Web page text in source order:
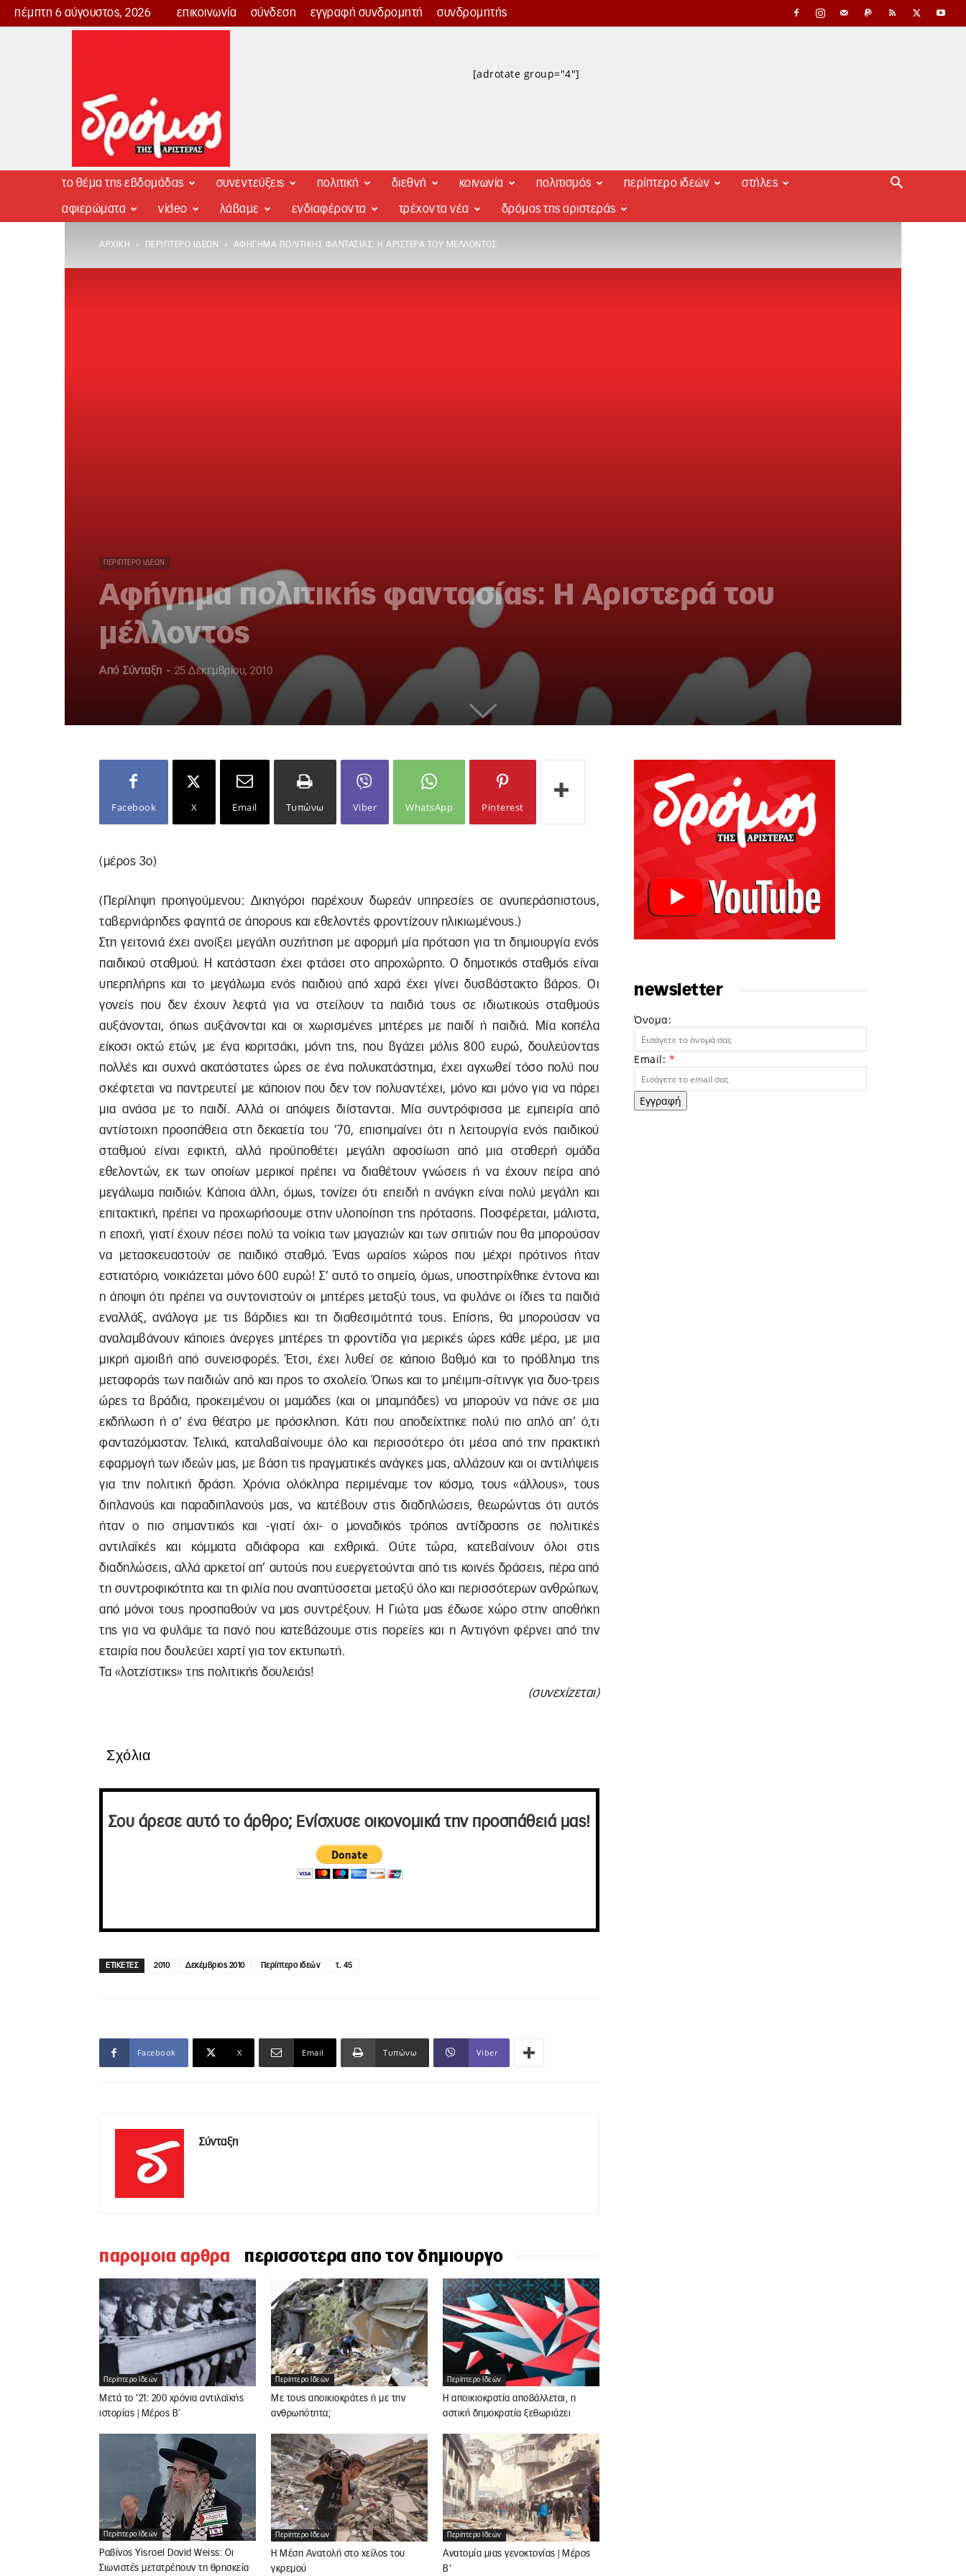
πέμπτη 6 αύγουστος, 2026 επικοινωνία σύνδεση εγγραφή συνδρομητή συνδρομητής
Δρόμος
[adrotate group="4"]
το θέμα της εβδομάδας συνεντεύξεις πολιτική διεθνή κοινωνία πολιτισμός περίπτερο ιδεών στήλες
αφιερώματα video λάβαμε ενδιαφέροντα τρέχοντα νέα δρόμος της αριστεράς
ΑΡΧΙΚΉ ΠΕΡΊΠΤΕΡΟ ΙΔΕΏΝ ΑΦΉΓΗΜΑ ΠΟΛΙΤΙΚΉΣ ΦΑΝΤΑΣΊΑΣ: Η ΑΡΙΣΤΕΡΆ ΤΟΥ ΜΈΛΛΟΝΤΟΣ
ΠΕΡΊΠΤΕΡΟ ΙΔΕΏΝ
Αφήγημα πολιτικής φαντασίας: Η Αριστερά του
μέλλοντος
Από Σύνταξη - 25 Δεκεμβρίου, 2010
Facebook X Email Τυπώνω Viber WhatsApp Pinterest
(μέρος 3ο)
(Περίληψη προηγούμενου: Δικηγόροι παρέχουν δωρεάν υπηρεσίες σε ανυπεράσπιστους,
ταβερνιάρηδες φαγητά σε άπορους και εθελοντές φροντίζουν ηλικιωμένους.)
Στη γειτονιά έχει ανοίξει μεγάλη συζήτηση με αφορμή μία πρόταση για τη δημιουργία ενός
παιδικού σταθμού. Η κατάσταση έχει φτάσει στο απροχώρητο. Ο δημοτικός σταθμός είναι
υπερπλήρης και το μεγάλωμα ενός παιδιού από χαρά έχει γίνει δυσβάστακτο βάρος. Οι
γονείς που δεν έχουν λεφτά για να στείλουν τα παιδιά τους σε ιδιωτικούς σταθμούς
αυξάνονται, όπως αυξάνονται και οι χωρισμένες μητέρες με παιδί ή παιδιά. Μία κοπέλα
είκοσι οκτώ ετών, με ένα κοριτσάκι, μόνη της, που βγάζει μόλις 800 ευρώ, δουλεύοντας
πολλές και συχνά ακατάστατες ώρες σε ένα πολυκατάστημα, έχει αγχωθεί τόσο πολύ που
σκέφτεται να παντρευτεί με κάποιον που δεν τον πολυαντέχει, μόνο και μόνο για να πάρει
μια ανάσα με το παιδί. Αλλά οι απόψεις διίστανται. Μία συντρόφισσα με εμπειρία από
αντίστοιχη προσπάθεια στη δεκαετία του ’70, επισημαίνει ότι η λειτουργία ενός παιδικού
σταθμού είναι εφικτή, αλλά προϋποθέτει μεγάλη αφοσίωση από μια σταθερή ομάδα
εθελοντών, εκ των οποίων μερικοί πρέπει να διαθέτουν γνώσεις ή να έχουν πείρα από
μεγάλωμα παιδιών. Κάποια άλλη, όμως, τονίζει ότι επειδή η ανάγκη είναι πολύ μεγάλη και
επιτακτική, πρέπει να προχωρήσουμε στην υλοποίηση της πρότασης. Ποσφέρεται, μάλιστα,
η εποχή, γιατί έχουν πέσει πολύ τα νοίκια των μαγαζιών και των σπιτιών που θα μπορούσαν
να μετασκευαστούν σε παιδικό σταθμό. Ένας ωραίος χώρος που μέχρι πρότινος ήταν
εστιατόριο, νοικιάζεται μόνο 600 ευρώ! Σ’ αυτό το σημείο, όμως, υποστηρίχθηκε έντονα και
η άποψη ότι πρέπει να συντονιστούν οι μητέρες μεταξύ τους, να φυλάνε οι ίδιες τα παιδιά
εναλλάξ, ανάλογα με τις βάρδιες και τη διαθεσιμότητά τους. Επίσης, θα μπορούσαν να
αναλαμβάνουν κάποιες άνεργες μητέρες τη φροντίδα για μερικές ώρες κάθε μέρα, με μια
μικρή αμοιβή από συνεισφορές. Έτσι, έχει λυθεί σε κάποιο βαθμό και το πρόβλημα της
μεταφοράς των παιδιών από και προς το σχολείο. Όπως και το μπέιμπι-σίτινγκ για δυο-τρεις
ώρες τα βράδια, προκειμένου οι μαμάδες (και οι μπαμπάδες) να μπορούν να πάνε σε μια
εκδήλωση ή σ’ ένα θέατρο με πρόσκληση. Κάτι που αποδείχτηκε πολύ πιο απλό απ’ ό,τι
φανταζόμασταν. Τελικά, καταλαβαίνουμε όλο και περισσότερο ότι μέσα από την πρακτική
εφαρμογή των ιδεών μας, με βάση τις πραγματικές ανάγκες μας, αλλάζουν και οι αντιλήψεις
για την πολιτική δράση. Χρόνια ολόκληρα περιμέναμε τον κόσμο, τους «άλλους», τους
διπλανούς και παραδιπλανούς μας, να κατέβουν στις διαδηλώσεις, θεωρώντας ότι αυτός
ήταν ο πιο σημαντικός και -γιατί όχι- ο μοναδικός τρόπος αντίδρασης σε πολιτικές
αντιλαϊκές και κόμματα αδιάφορα και εχθρικά. Ούτε τώρα, κατεβαίνουν όλοι στις
διαδηλώσεις, αλλά αρκετοί απ’ αυτούς που ευεργετούνται από τις κοινές δράσεις, πέρα από
τη συντροφικότητα και τη φιλία που αναπτύσσεται μεταξύ όλο και περισσότερων ανθρώπων,
από μόνοι τους προσπαθούν να μας συντρέξουν. Η Γιώτα μας έδωσε χώρο στην αποθήκη
της για να φυλάμε τα πανό που κατεβάζουμε στις πορείες και η Αντιγόνη φέρνει από την
εταιρία που δουλεύει χαρτί για τον εκτυπωτή.
Τα «λοτζίστικς» της πολιτικής δουλειάς!
(συνεχίζεται)
Σχόλια
Σου άρεσε αυτό το άρθρο; Ενίσχυσε οικονομικά την προσπάθειά μας!
ΕΤΙΚΕΤΕΣ 2010 Δεκέμβριος 2010 Περίπτερο ιδεών τ. 45
Facebook X Email Τυπώνω Viber
Σύνταξη
παρομοια αρθρα περισσοτερα απο τον δημιουργο
Περίπτερο Ιδεών
Μετά το ’21: 200 χρόνια αντιλαϊκής
ιστορίας | Μέρος Β΄
Περίπτερο Ιδεών
Με τους αποικιοκράτες ή με την
ανθρωπότητα;
Περίπτερο Ιδεών
Η αποικιοκρατία αποβάλλεται, η
αστική δημοκρατία ξεθωριάζει
Περίπτερο Ιδεών
Ραβίνος Yisroel Dovid Weiss: Οι
Σιωνιστές μετατρέπουν τη θρησκεία
Περίπτερο Ιδεών
Η Μέση Ανατολή στο χείλος του
γκρεμού
Περίπτερο Ιδεών
Ανατομία μιας γενοκτονίας | Μέρος
Β’
newsletter
Όνομα:
Email: *
Εγγραφή